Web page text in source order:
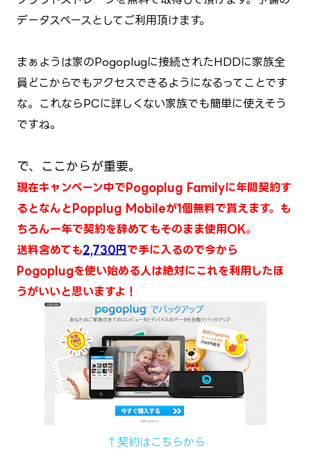
データスペースとしてご利用頂けます。
まぁようは家のPogoplugに接続されたHDDに家族全
員どこからでもアクセスできるようになるってことです
な。
これならPCに詳しくない家族でも簡単に使えそう
ですね。
で、ここからが重要。
現在キャンペーン中でPogoplug Familyに年間契約す
るとなんと Popplug Mobileが1個無料で貰えます。も
ちろん一年で契約を辞めてもそのまま使用OK。
送料含めても2,730円 で手に入るので今から
Pogoplugを使い始める人は絶対にこれを利用したほ
うがいいと思いますよ！
↑契約はこちらから